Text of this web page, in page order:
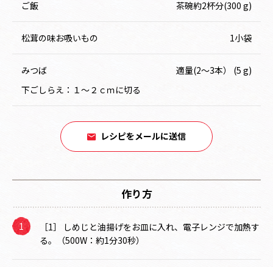
ご飯 茶碗約2杯分(300 g)
松茸の味お吸いもの 1小袋
みつば
適量(2～3本） (5 g)
下ごしらえ：１～２ｃｍに切る
レシピをメールに送信
作り方
［1］ しめじと油揚げをお皿に入れ、電子レンジで加熱す
る。（500W：約1分30秒）